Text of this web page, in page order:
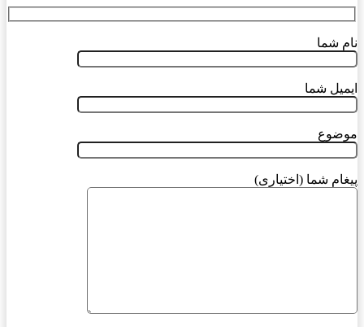
نام شما
ایمیل شما
موضوع
پیغام شما (اختیاری)